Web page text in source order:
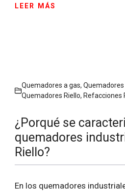
LEER MÁS
Quemadores a gas,
Quemadores Riello, Refacciones
¿Porqué se
quemadores
Riello?
En los quemadores